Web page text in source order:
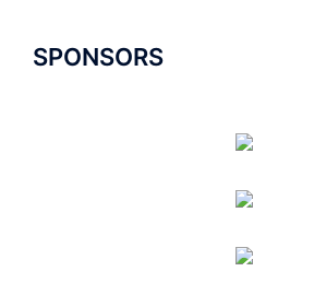
SPONSORS